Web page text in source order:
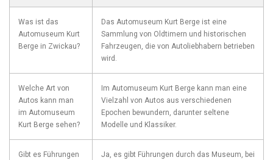
Was ist das
Automuseum‌ Kurt
Berge in ‍Zwickau?
Das‌ Automuseum Kurt⁣ Berge ist eine
Sammlung von Oldtimern und⁤ historischen
Fahrzeugen, die​ von Autoliebhabern betrieben
wird.
Welche ​Art von
Autos kann ⁢man ​
im Automuseum
Kurt Berge sehen?
Im Automuseum Kurt Berge kann man eine
Vielzahl von​ Autos ‌aus verschiedenen
Epochen bewundern, darunter seltene
Modelle und‍ Klassiker.
Gibt es Führungen⁤
Ja, es gibt Führungen durch ‍das Museum, bei